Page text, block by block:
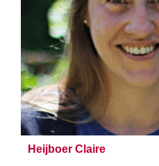
Heijboer Claire